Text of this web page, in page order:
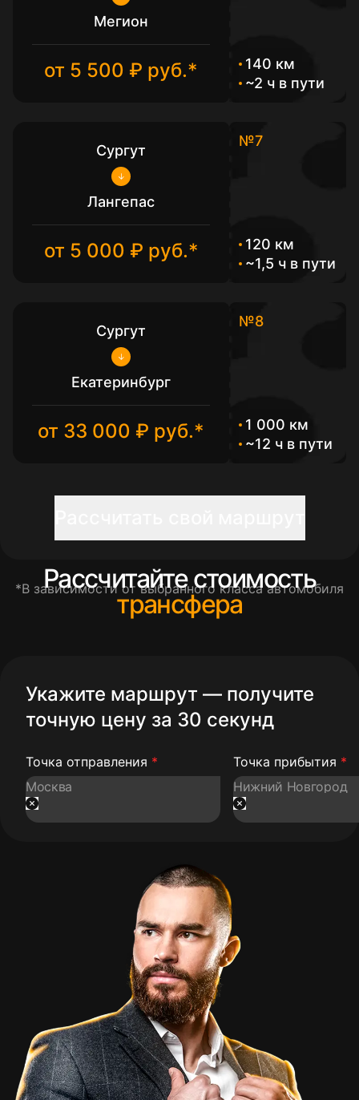
Мегион
от 5 500 ₽ руб.*
140 км
~2 ч в пути
Сургут
Лангепас
от 5 000 ₽ руб.*
№7
120 км
~1,5 ч в пути
Сургут
Екатеринбург
от 33 000 ₽ руб.*
№8
1 000 км
~12 ч в пути
*В зависимости от выбранного класса автомобиля
Рассчитайте стоимость
трансфера
Укажите маршрут — получите
точную цену за 30 секунд
Точка отправления * Точка прибытия *